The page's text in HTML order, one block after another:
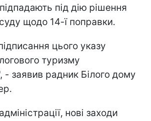
підпадають під дію рішення
щодо 14-ї поправки.
цього указу
туризму
- заявив радник Білого дому
нові заходи